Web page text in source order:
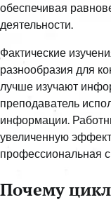
обеспечивая
деятельности.
Фактические
разнообразия для
лучше изучают
преподаватель
информации.
увеличенную
профессиональная
Почему